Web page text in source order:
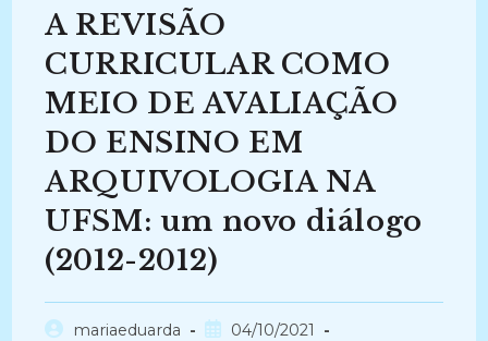
A REVISÃO
CURRICULAR COMO
MEIO DE AVALIAÇÃO
DO ENSINO EM
ARQUIVOLOGIA NA
UFSM: um novo diálogo
(2012-2012)
Autormariaeduarda
Post04/10/2021